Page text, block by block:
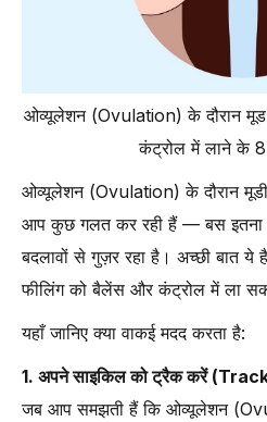
ओव्यूलेशन (Ovulation) के दौरान
कंट्रोल में लाने के
ओव्यूलेशन (Ovulation) के दौरान मूडी
आप कुछ गलत कर रही हैं — बस इतना
बदलावों से गुज़र रहा है। अच्छी बात
फीलिंग को बैलेंस और कंट्रोल में ला
यहाँ जानिए क्या वाकई मदद करता है:
1. अपने साइकिल को ट्रैक करें
जब आप समझती हैं कि ओव्यूलेशन